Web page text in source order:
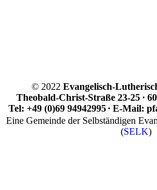
© 2022 Evangelisch-
Theobald-Christ-Straße 23-25 ∙
Tel: +49 (0)69 94942995∙ E-Mail:
Eine Gemeinde der Selbständigen
(SELK)